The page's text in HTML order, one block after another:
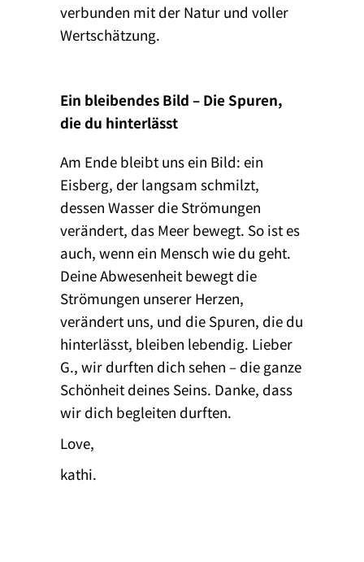
verbunden mit der Natur und voller
Wertschätzung.
Ein bleibendes Bild – Die Spuren,
die du hinterlässt
Am Ende bleibt uns ein Bild: ein
Eisberg, der langsam schmilzt,
dessen Wasser die Strömungen
verändert, das Meer bewegt. So ist es
auch, wenn ein Mensch wie du geht.
Deine Abwesenheit bewegt die
Strömungen unserer Herzen,
verändert uns, und die Spuren, die du
hinterlässt, bleiben lebendig. Lieber
G., wir durften dich sehen – die ganze
Schönheit deines Seins. Danke, dass
wir dich begleiten durften.
Love,
kathi.